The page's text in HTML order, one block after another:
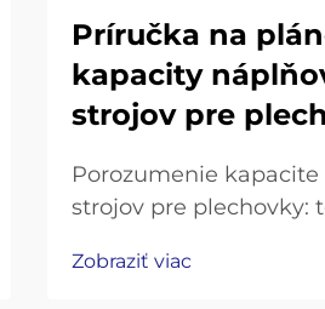
Príručka na
kapacity
strojov pre
Porozumenie
strojov pre plechovky:
kapacita zvyčajne
Zobraziť viac